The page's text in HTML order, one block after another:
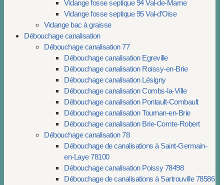
Vidange fosse septique 94 Val-de-Marne
Vidange fosse septique 95 Val-d’Oise
Vidange bac à graisse
Débouchage canalisation
Débouchage canalisation 77
Débouchage canalisation Egreville
Débouchage canalisation Roissy-en-Brie
Débouchage canalisation Lésigny
Débouchage canalisation Combs-la-Ville
Débouchage canalisation Pontault-Combault
Débouchage canalisation Tournan-en-Brie
Débouchage canalisation Brie-Comte-Robert
Débouchage canalisation 78
Débouchage de canalisations à Saint-Germain-
en-Laye 78100
Débouchage canalisation Poissy 78498
Débouchage de canalisations à Sartrouville 78586